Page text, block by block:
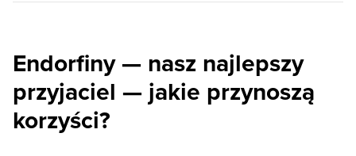
Endorfiny — nasz najlepszy
przyjaciel — jakie przynoszą
korzyści?